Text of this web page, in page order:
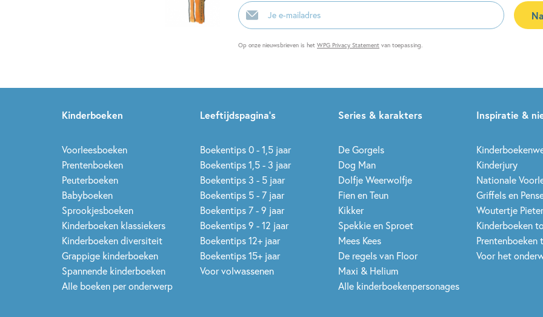
E-
mailadres
Op onze nieuwsbrieven is het WPG Privacy Statement van toepassing.
Kinderboeken
Voorleesboeken
Prentenboeken
Peuterboeken
Babyboeken
Sprookjesboeken
Kinderboeken klassiekers
Kinderboeken diversiteit
Grappige kinderboeken
Spannende kinderboeken
Alle boeken per onderwerp
Leeftijdspagina’s
Boekentips 0 - 1,5 jaar
Boekentips 1,5 - 3 jaar
Boekentips 3 - 5 jaar
Boekentips 5 - 7 jaar
Boekentips 7 - 9 jaar
Boekentips 9 - 12 jaar
Boekentips 12+ jaar
Boekentips 15+ jaar
Voor volwassenen
Series & karakters
De Gorgels
Dog Man
Dolfje Weerwolfje
Fien en Teun
Kikker
Spekkie en Sproet
Mees Kees
De regels van Floor
Maxi & Helium
Alle kinderboekenpersonages
Inspiratie &
Kinderjury
Nationale
Griffels en
Woutertje
Kinderboeken
Prentenboeken
Voor het